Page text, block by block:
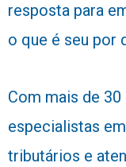
resposta para
o que é seu por
Com mais de
especialistas
tributários e